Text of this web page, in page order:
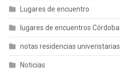
Lugares de encuentro
lugares de encuentros Córdoba
notas residencias univeristarias
Noticias